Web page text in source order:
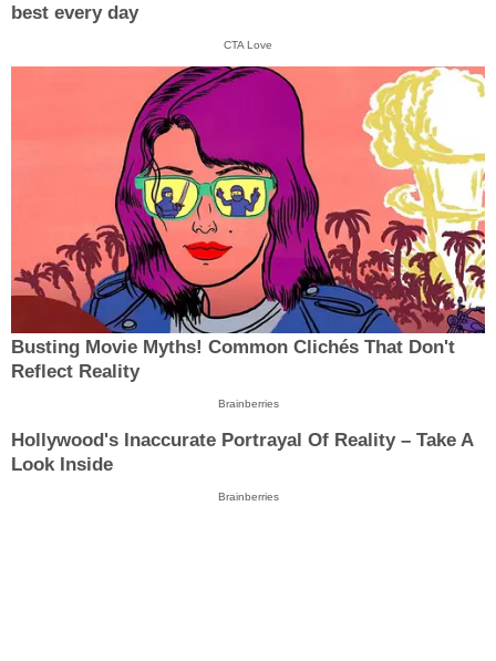
best every day
CTA Love
Busting Movie Myths! Common Clichés That Don't
Reflect Reality
Brainberries
Hollywood's Inaccurate Portrayal Of Reality – Take A
Look Inside
Brainberries